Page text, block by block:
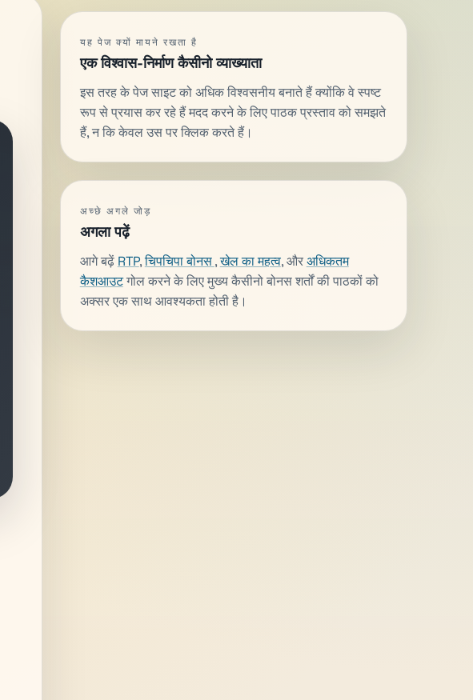
यह पेज क्यों मायने रखता है
एक विश्वास-निर्माण कैसीनो व्याख्याता
इस तरह के पेज साइट को अधिक विश्वसनीय बनाते हैं क्योंकि वे स्पष्ट
रूप से प्रयास कर रहे हैं मदद करने के लिए पाठक प्रस्ताव को समझते
हैं, न कि केवल उस पर क्लिक करते हैं।
अच्छे अगले जोड़
अगला पढ़ें
आगे बढ़ें RTP,चिपचिपा बोनस,खेल का महत्व, औरअधिकतम
कैशआउटगोल करने के लिए मुख्य कैसीनो बोनस शर्तों की पाठकों को
अक्सर एक साथ आवश्यकता होती है।